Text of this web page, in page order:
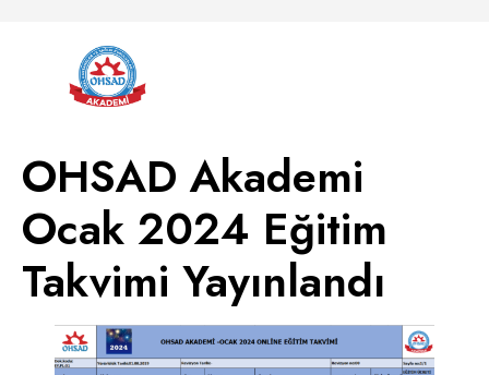
OHSAD Akademi
Ocak 2024 Eğitim
Takvimi Yayınlandı